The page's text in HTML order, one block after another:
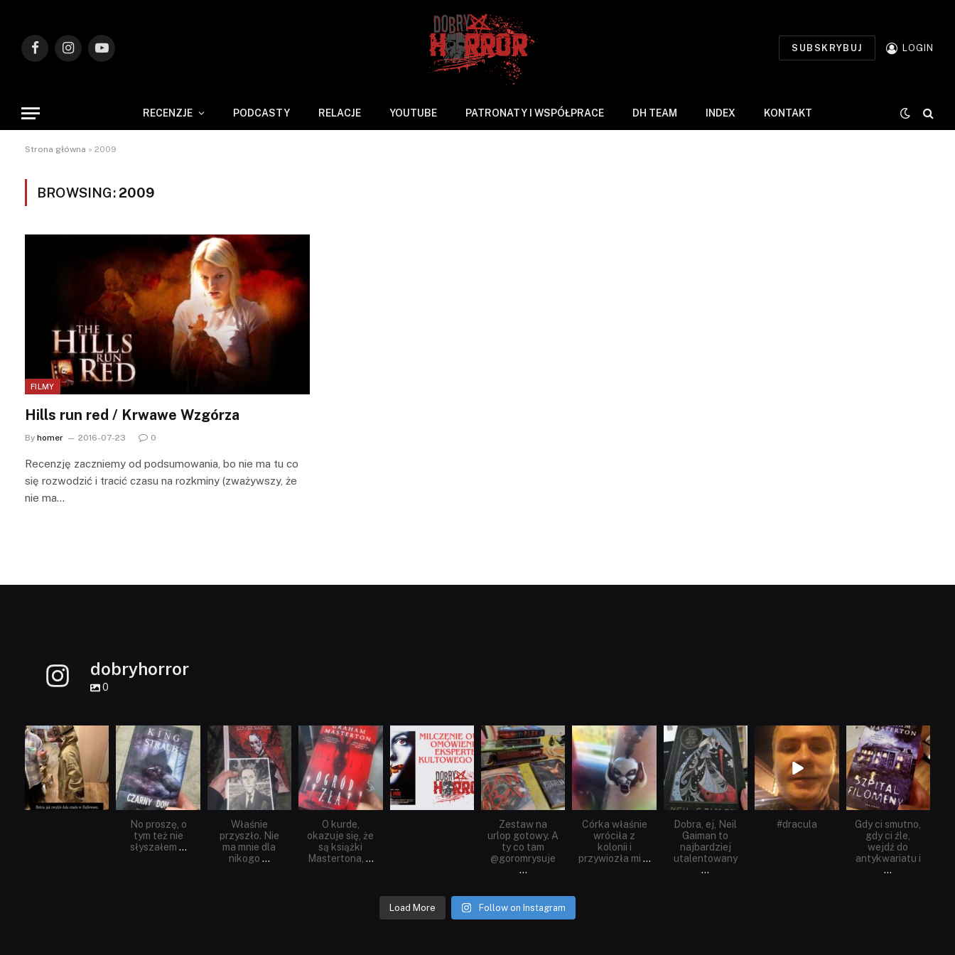
FacebookInstagramYouTube
SUBSKRYBUJ LOGIN
RECENZJE PODCASTY RELACJE YOUTUBE PATRONATY I WSPÓŁPRACE DH TEAM INDEX KONTAKT
Strona główna » 2009
BROWSING: 2009
FILMY
Hills run red / Krwawe Wzgórza
By homer 2016-07-23 0
Recenzję zaczniemy od podsumowania, bo nie ma tu co
się rozwodzić i tracić czasu na rozkminy (zważywszy, że
nie ma…
dobryhorror
0
dobryhorror
Lis 1
dobryhorror
Wrz 23
No proszę, o
tym też nie
słyszałem ...
dobryhorror
Wrz 19
Właśnie
przyszło. Nie
ma mnie dla
nikogo ...
dobryhorror
Sie 23
O kurde,
okazuje się, że
są książki
Mastertona, ...
dobryhorror
Sie 19
dobryhorror
Lip 31
Zestaw na
urlop gotowy. A
ty co tam
@goromrysuje
...
dobryhorror
Lip 14
Córka właśnie
wróciła z
kolonii i
przywiozła mi ...
dobryhorror
Cze 16
Dobra, ej, Neil
Gaiman to
najbardziej
utalentowany
...
dobryhorror
Maj 25
#dracula
dobryhorror
Maj 22
Gdy ci smutno,
gdy ci źle,
wejdź do
antykwariatu i
...
Load More Follow on Instagram